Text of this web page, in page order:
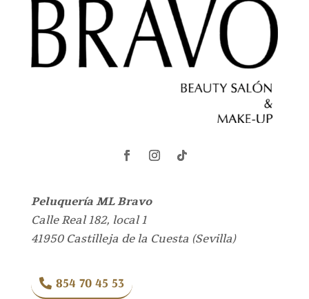
Peluquería ML Bravo
Calle Real 182, local 1
41950 Castilleja de la Cuesta (Sevilla)
854 70 45 53